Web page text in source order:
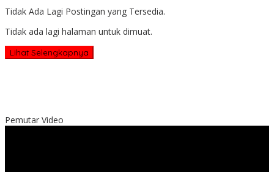
Tidak Ada Lagi Postingan yang Tersedia.
Tidak ada lagi halaman untuk dimuat.
Lihat Selengkapnya
Pemutar Video